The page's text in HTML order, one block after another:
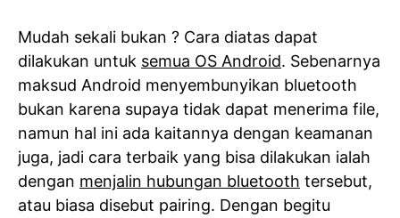
Mudah sekali bukan ? Cara diatas dapat
dilakukan untuk semua OS Android. Sebenarnya
maksud Android menyembunyikan bluetooth
bukan karena supaya tidak dapat menerima file,
namun hal ini ada kaitannya dengan keamanan
juga, jadi cara terbaik yang bisa dilakukan ialah
dengan menjalin hubungan bluetooth tersebut,
atau biasa disebut pairing. Dengan begitu